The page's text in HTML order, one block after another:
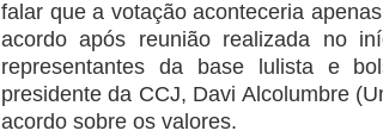
falar que a votação aconteceria
acordo após reunião realizada no
representantes da base lulista e
presidente da CCJ, Davi Alcolumbre
acordo sobre os valores.